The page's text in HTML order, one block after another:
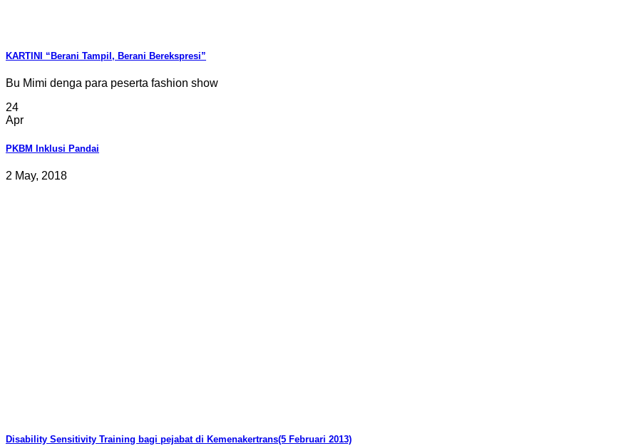
KARTINI “Berani Tampil, Berani Berekspresi”
Bu Mimi denga para peserta fashion show
24
Apr
PKBM Inklusi Pandai
2 May, 2018
Disability Sensitivity Training bagi pejabat di Kemenakertrans(5 Februari 2013)